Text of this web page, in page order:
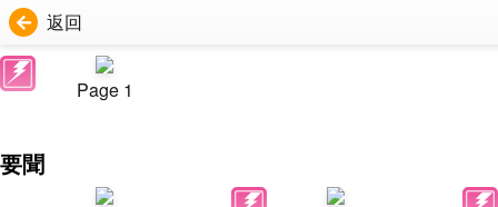
返回
Page 1
要聞